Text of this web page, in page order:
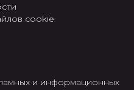
cookie
и информационных